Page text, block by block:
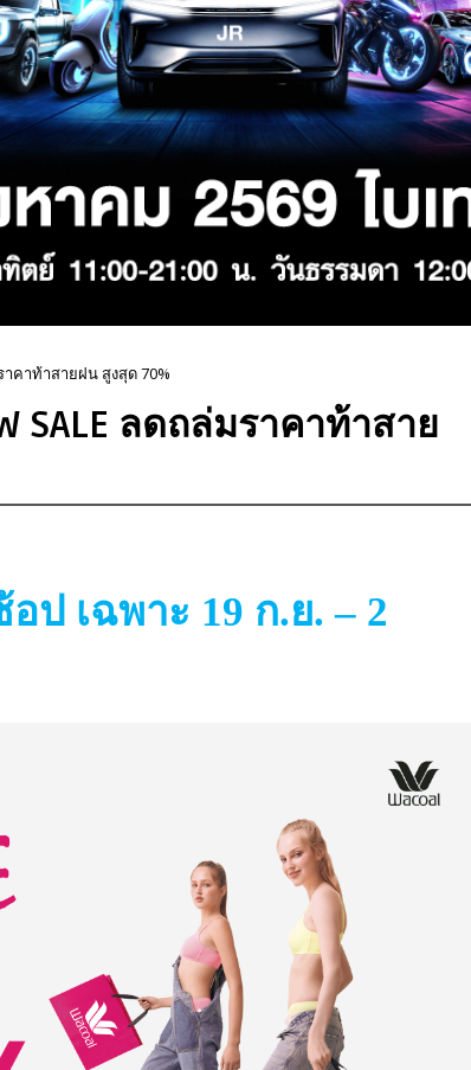
าคาท้าสายฝน สูงสุด 70%
SALE ลดถล่มราคาท้าสาย
ป เฉพาะ 19 ก.ย. – 2